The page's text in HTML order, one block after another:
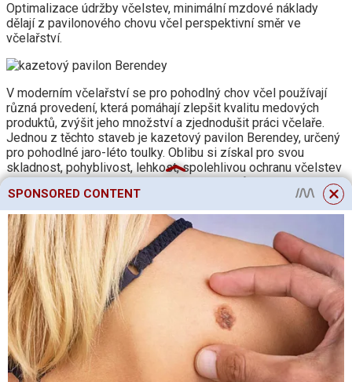
Optimalizace údržby včelstev, minimální mzdové náklady
dělají z pavilonového chovu včel perspektivní směr ve
včelařství.
V moderním včelařství se pro pohodlný chov včel používají
různá provedení, která pomáhají zlepšit kvalitu medových
produktů, zvýšit jeho množství a zjednodušit práci včelaře.
Jednou z těchto staveb je kazetový pavilon Berendey, určený
pro pohodlné jaro-léto toulky. Oblibu si získal pro svou
skladnost, pohyblivost, lehkost, spolehlivou ochranu včelstev
před navlhnutím a promrznutím. Včelař si může vyrobit
kazetový pavilon Berendey vlastníma rukama po přípravě
všech potřebných materiálů a výkresů.
Kazetový pavilon Berendey – funkce a
zařízení
Kazetový pavilon Berendey je malá pojízdná dodávka nebo
stacionární budka, uvnitř které je několik sloupců nebo řad
kazetových úlů. Mezi nimi je ponechán průchod pro
pohodlnou práci včelaře. Kazetový pavilon může být mobilní
SPONSORED CONTENT